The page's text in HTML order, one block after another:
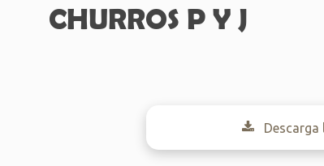
CHURROS P Y J